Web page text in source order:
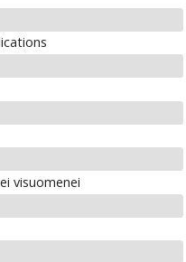
visuomenei